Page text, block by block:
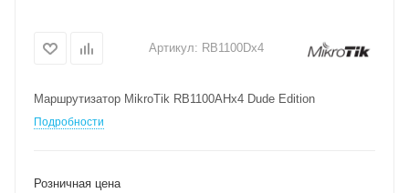
Артикул: RB1100Dx4
Маршрутизатор MikroTik RB1100AHx4 Dude Edition
Подробности
Розничная цена